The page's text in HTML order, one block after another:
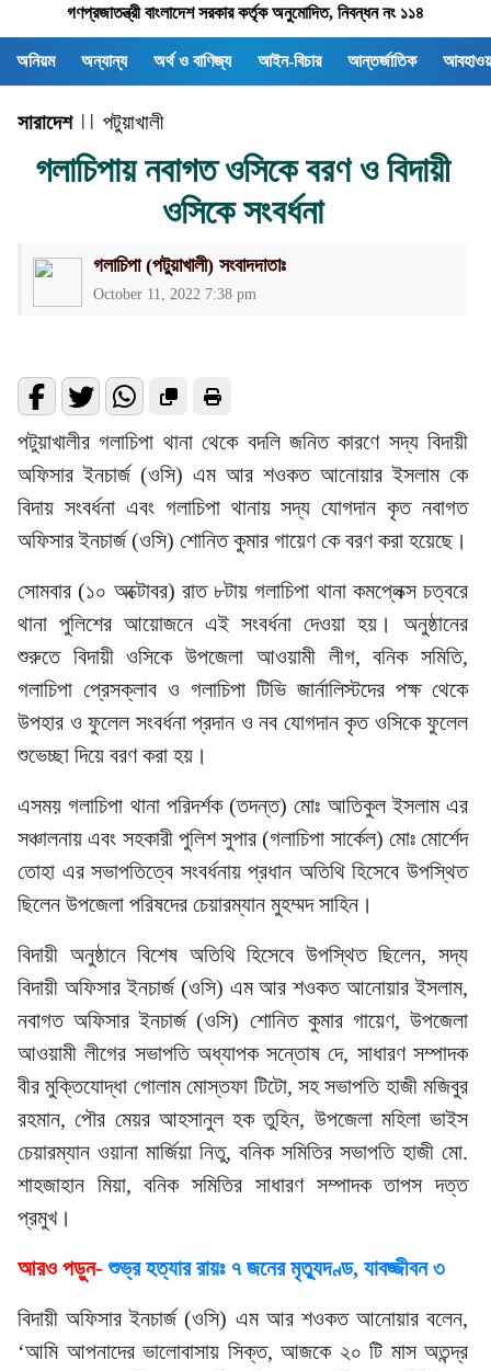
গণপ্রজাতন্ত্রী বাংলাদেশ সরকার কর্তৃক অনুমোদিত, নিবন্ধন নং ১১৪
অনিয়ম অন্যান্য অর্থ ও বাণিজ্য আইন-বিচার আন্তর্জাতিক
সারাদেশ| | পটুয়াখালী
গলাচিপায় নবাগত ওসিকে বরণ ও বিদায়ী
ওসিকে সংবর্ধনা
গলাচিপা (পটুয়াখালী) সংবাদদাতাঃ
October 11, 2022 7:38 pm
পটুয়াখালীর গলাচিপা থানা থেকে বদলি জনিত কারণে সদ্য বিদায়ী
অফিসার ইনচার্জ (ওসি) এম আর শওকত আনোয়ার ইসলাম কে
বিদায় সংবর্ধনা এবং গলাচিপা থানায় সদ্য যোগদান কৃত নবাগত
অফিসার ইনচার্জ (ওসি) শোনিত কুমার গায়েণ কে বরণ করা হয়েছে।
সোমবার (১০ অক্টোবর) রাত ৮টায় গলাচিপা থানা কমপ্লেক্স চত্বরে
থানা পুলিশের আয়োজনে এই সংবর্ধনা দেওয়া হয়। অনুষ্ঠানের
শুরুতে বিদায়ী ওসিকে উপজেলা আওয়ামী লীগ, বনিক সমিতি,
গলাচিপা প্রেসক্লাব ও গলাচিপা টিভি জার্নালিস্টদের পক্ষ থেকে
উপহার ও ফুলেল সংবর্ধনা প্রদান ও নব যোগদান কৃত ওসিকে ফুলেল
শুভেচ্ছা দিয়ে বরণ করা হয়।
এসময় গলাচিপা থানা পরিদর্শক (তদন্ত) মোঃ আতিকুল ইসলাম এর
সঞ্চালনায় এবং সহকারী পুলিশ সুপার (গলাচিপা সার্কেল) মোঃ মোর্শেদ
তোহা এর সভাপতিত্বে সংবর্ধনায় প্রধান অতিথি হিসেবে উপস্থিত
ছিলেন উপজেলা পরিষদের চেয়ারম্যান মুহম্মদ সাহিন।
বিদায়ী অনুষ্ঠানে বিশেষ অতিথি হিসেবে উপস্থিত ছিলেন, সদ্য
বিদায়ী অফিসার ইনচার্জ (ওসি) এম আর শওকত আনোয়ার ইসলাম,
নবাগত অফিসার ইনচার্জ (ওসি) শোনিত কুমার গায়েণ, উপজেলা
আওয়ামী লীগের সভাপতি অধ্যাপক সন্তোষ দে, সাধারণ সম্পাদক
বীর মুক্তিযোদ্ধা গোলাম মোস্তফা টিটো, সহ সভাপতি হাজী মজিবুর
রহমান, পৌর মেয়র আহসানুল হক তুহিন, উপজেলা মহিলা ভাইস
চেয়ারম্যান ওয়ানা মার্জিয়া নিতু, বনিক সমিতির সভাপতি হাজী মো.
শাহজাহান মিয়া, বনিক সমিতির সাধারণ সম্পাদক তাপস দত্ত
প্রমুখ।
আরও পড়ুন-শুভ্র হত্যার রায়ঃ ৭ জনের মৃত্যুদণ্ড, যাবজ্জীবন ৩
বিদায়ী অফিসার ইনচার্জ (ওসি) এম আর শওকত আনোয়ার বলেন,
‘আমি আপনাদের ভালোবাসায় সিক্ত, আজকে ২০ টি মাস অতন্দ্র